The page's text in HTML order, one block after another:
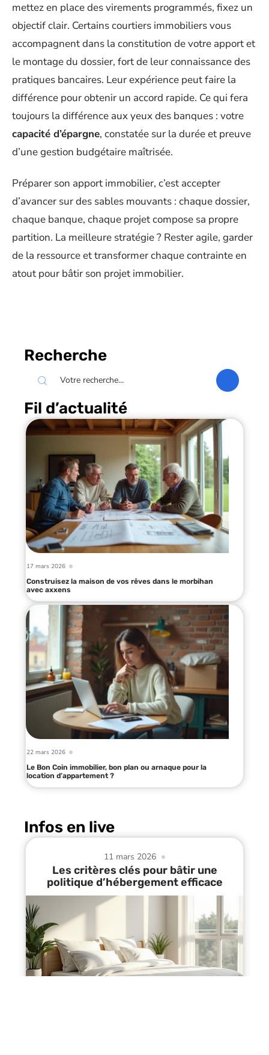
mettez en place des virements programmés, fixez un
objectif clair. Certains courtiers immobiliers vous
accompagnent dans la constitution de votre apport et
le montage du dossier, fort de leur connaissance des
pratiques bancaires. Leur expérience peut faire la
différence pour obtenir un accord rapide. Ce qui fera
toujours la différence aux yeux des banques : votre
capacité d’épargne, constatée sur la durée et preuve
d’une gestion budgétaire maîtrisée.
Préparer son apport immobilier, c’est accepter
d’avancer sur des sables mouvants : chaque dossier,
chaque banque, chaque projet compose sa propre
partition. La meilleure stratégie ? Rester agile, garder
de la ressource et transformer chaque contrainte en
atout pour bâtir son projet immobilier.
Recherche
Fil d’actualité
17 mars 2026
Construisez la maison de vos rêves dans le morbihan
avec axxens
22 mars 2026
Le Bon Coin immobilier, bon plan ou arnaque pour la
location d’appartement ?
Infos en live
11 mars 2026
Les critères clés pour bâtir une
politique d’hébergement efficace